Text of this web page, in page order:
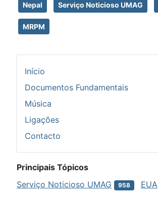
Nepal Serviço Noticioso UMAG
MRPM
Início
Documentos Fundamentais
Música
Ligações
Contacto
Principais Tópicos
Serviço Noticioso UMAG
958 EUA